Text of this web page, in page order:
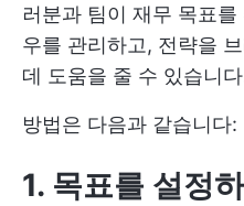
러분과 팀이 재무 목표
우를 관리하고, 전략을
데 도움을 줄 수 있습니
방법은 다음과 같습니다:
1. 목표를 설정